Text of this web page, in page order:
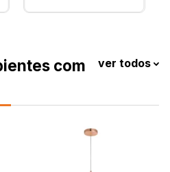
com
ver todos